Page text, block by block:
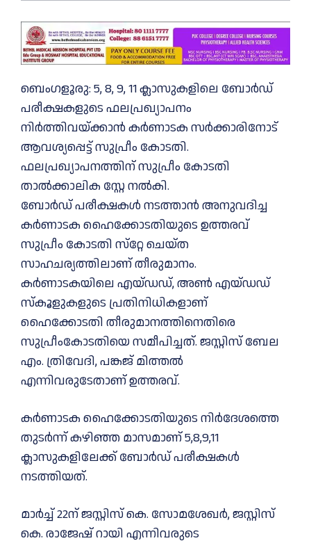
ബെംഗളൂരു: 5, 8, 9, 11 ക്ലാസുകളിലെ ബോർഡ്
പരീക്ഷകളുടെ ഫലപ്രഖ്യാപനം
നിർത്തിവയ്ക്കാൻ കർണാടക സർക്കാരിനോട്
ആവശ്യപ്പെട്ട് സുപ്രീം കോടതി.
ഫലപ്രഖ്യാപനത്തിന് സുപ്രീം കോടതി
താൽക്കാലിക സ്റ്റേ നൽകി.
ബോർഡ്‌ പരീക്ഷകൾ നടത്താൻ അനുവദിച്ച
കർണാടക ഹൈക്കോടതിയുടെ ഉത്തരവ്
സുപ്രീം കോടതി സ്‌റ്റേ ചെയ്‌ത
സാഹചര്യത്തിലാണ് തീരുമാനം.
കർണാടകയിലെ എയ്ഡഡ്, അൺ എയ്ഡഡ്
സ്കൂളുകളുടെ പ്രതിനിധികളാണ്
ഹൈക്കോടതി തീരുമാനത്തിനെതിരെ
സുപ്രീംകോടതിയെ സമീപിച്ചത്. ജസ്റ്റിസ്‌ ബേല
എം. ത്രിവേദി, പങ്കജ് മിത്തൽ
എന്നിവരുടേതാണ് ഉത്തരവ്.
കർണാടക ഹൈക്കോടതിയുടെ നിർദേശത്തെ
തുടർന്ന് കഴിഞ്ഞ മാസമാണ് 5,8,9,11
ക്ലാസുകളിലേക്ക് ബോർഡ് പരീക്ഷകൾ
നടത്തിയത്.
മാർച്ച് 22ന് ജസ്റ്റിസ് കെ. സോമശേഖർ, ജസ്റ്റിസ്
കെ. രാജേഷ് റായി എന്നിവരുടെ